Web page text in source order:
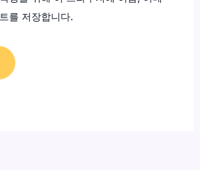
를 저장합니다.